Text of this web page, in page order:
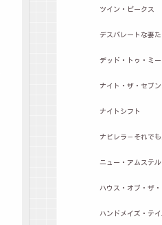
ツイン・ピークス
デスパレートな妻た
デッド・トゥ・ミ
ナイト・ザ・セブ
ナイトシフト
ナビレラ－それで
ニュー・アムステル
ハウス・オブ・ザ
ハンドメイズ・テ